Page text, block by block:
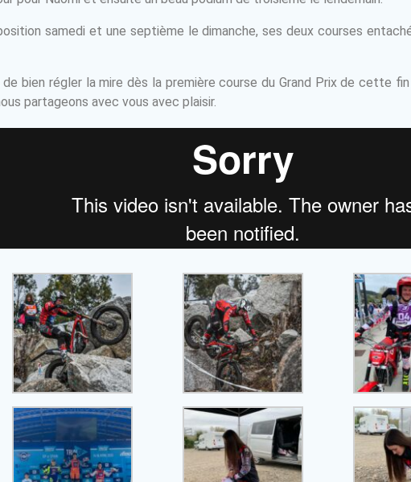
samedi et une septième le dimanche, ses deux courses
bien régler la mire dès la première course du Grand Prix de cette
partageons avec vous avec plaisir.